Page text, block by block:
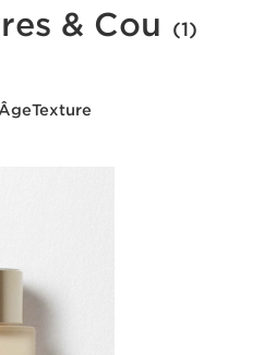
& Cou (1)
ÂgeTexture